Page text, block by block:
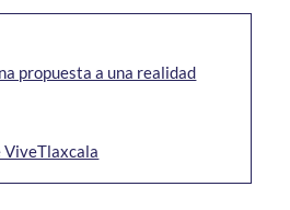
propuesta a una realidad
ViveTlaxcala